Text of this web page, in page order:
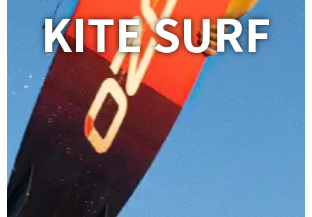
KITE SURF